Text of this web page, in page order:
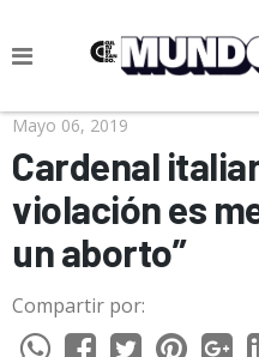
NOTICIAS
CULTURA POP
CIENCIA Y TECNOLOGÍA
VIDA
SOCIEDAD
Mayo 06, 2019
Cardenal
violación es
un aborto”
Compartir por: